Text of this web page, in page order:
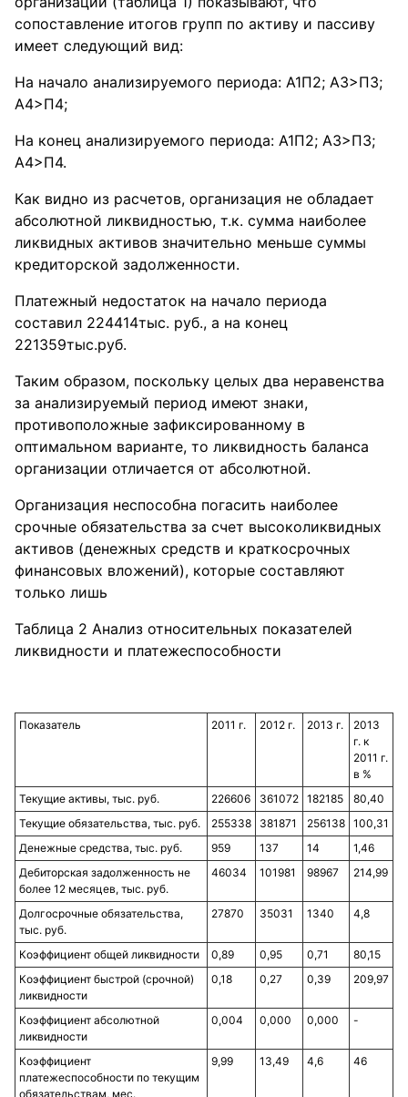
сопоставление итогов групп по активу и пассиву
имеет следующий вид:
На начало анализируемого периода: А1П2; А3>П3;
А4>П4;
На конец анализируемого периода: А1П2; А3>П3;
А4>П4.
Как видно из расчетов, организация не обладает
абсолютной ликвидностью, т.к. сумма наиболее
ликвидных активов значительно меньше суммы
кредиторской задолженности.
Платежный недостаток на начало периода
составил 224414тыс. руб., а на конец
221359тыс.руб.
Таким образом, поскольку целых два неравенства
за анализируемый период имеют знаки,
противоположные зафиксированному в
оптимальном варианте, то ликвидность баланса
организации отличается от абсолютной.
Организация неспособна погасить наиболее
срочные обязательства за счет высоколиквидных
активов (денежных средств и краткосрочных
финансовых вложений), которые составляют
только лишь
Таблица 2 Анализ относительных показателей
ликвидности и платежеспособности
Показатель 2011 г. 2012 г. 2013 г.
2013
г. к
2011 г.
в %
Текущие активы, тыс. руб.
226606 361072 182185
80,40
Текущие обязательства, тыс. руб.
255338 381871 256138 100,31
Денежные средства, тыс. руб.
959 137 14
1,46
Дебиторская задолженность не
более 12 месяцев, тыс. руб.
46034 101981 98967 214,99
Долгосрочные обязательства,
тыс. руб.
27870 35031 1340 4,8
Коэффициент общей ликвидности 0,89 0,95 0,71
80,15
Коэффициент быстрой (срочной)
ликвидности
0,18 0,27 0,39 209,97
Коэффициент абсолютной
ликвидности
0,004 0,000 0,000 -
Коэффициент
платежеспособности по текущим
обязательствам, мес.
9,99 13,49 4,6 46